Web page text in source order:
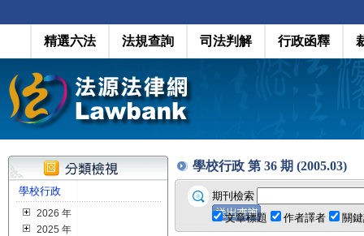
精選六法 法規查詢 司法判解 行政函釋
學校行政
2026 年
2025 年
學校行政 第 36 期 (2005.03)
期刊檢索
文章標題
作者譯者 關